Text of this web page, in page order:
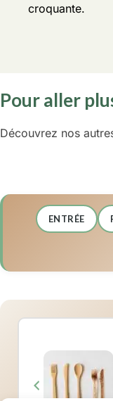
croquante.
Pour aller
Découvrez nos
ENTRÉE